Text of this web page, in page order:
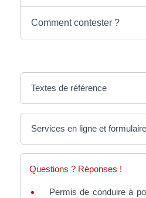
Comment contester ?
Textes de référence
Services en ligne et
Questions ? Réponses !
Permis de conduire à